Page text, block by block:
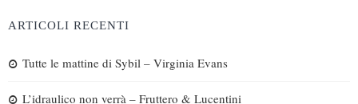
ARTICOLI RECENTI
Tutte le mattine di Sybil – Virginia Evans
L’idraulico non verrà – Fruttero & Lucentini